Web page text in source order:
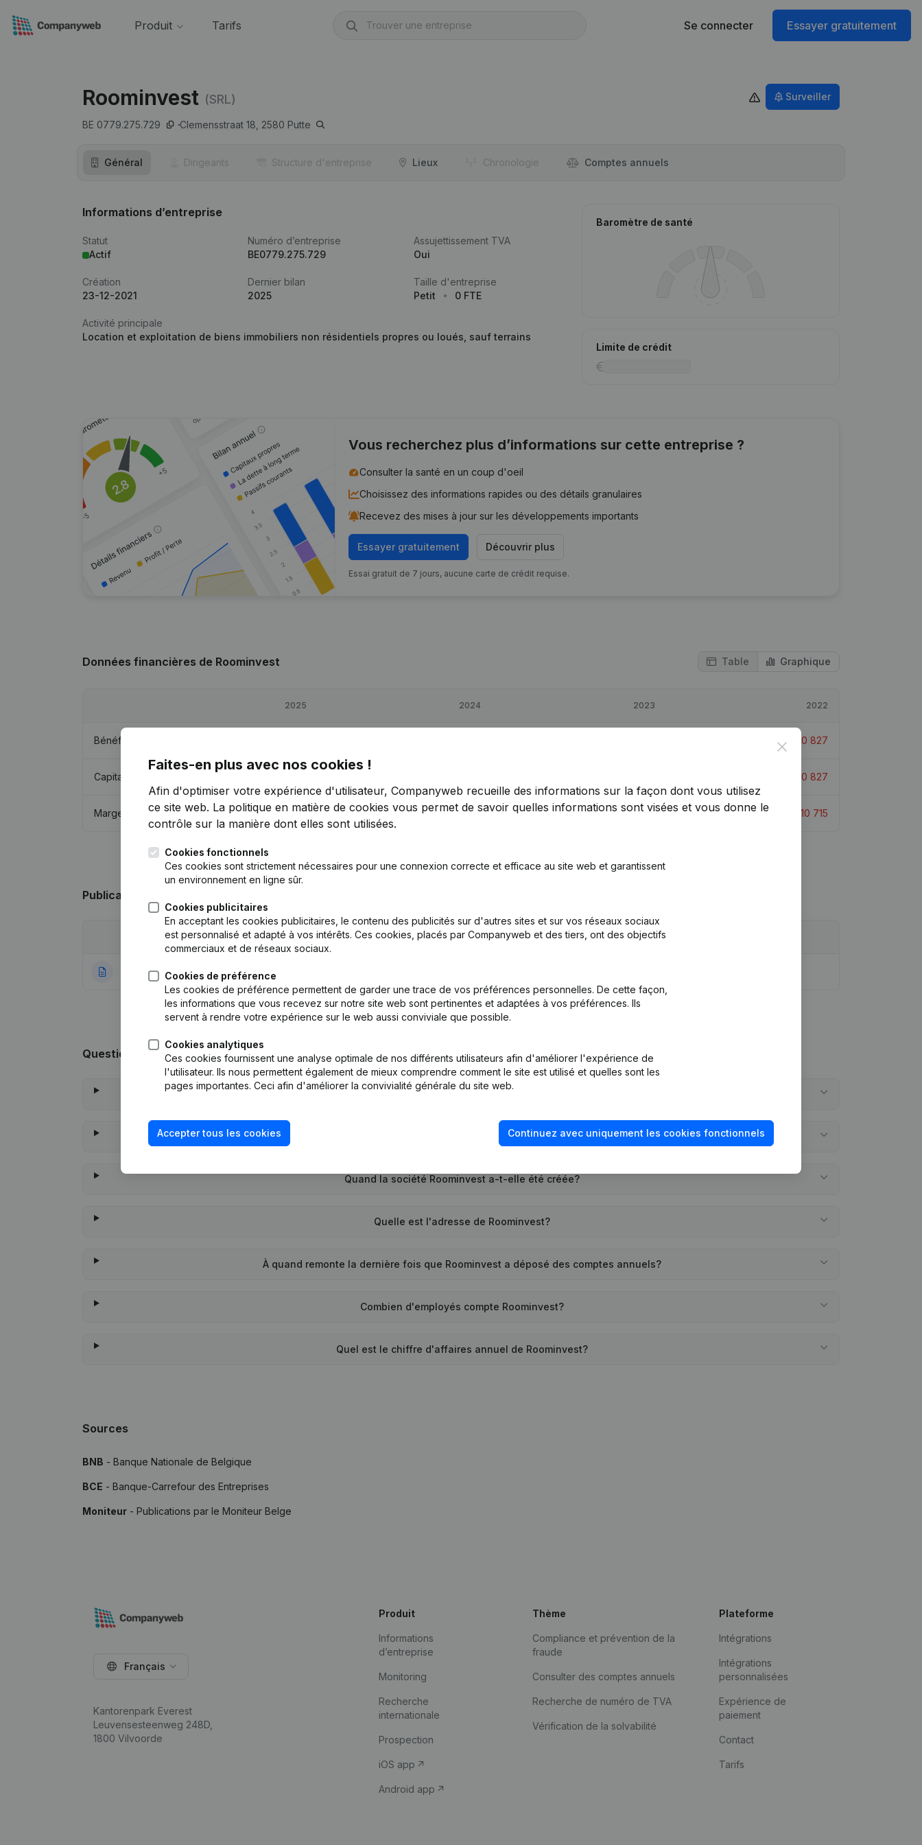
Produit Tarifs Se connecter Essayer gratuitement
Roominvest (SRL)
BE 0779.275.729 Clemensstraat 18, 2580 Putte
Surveiller
Général Dirigeants Structure d'entreprise Lieux Chronologie Comptes annuels
Informations d’entreprise
Statut
Actif
Numéro d’entreprise
BE0779.275.729
Assujettissement TVA
Oui
Création
23-12-2021
Dernier bilan
2025
Taille d'entreprise
Petit
0 FTE
Activité principale
Location et exploitation de biens immobiliers non résidentiels propres ou loués, sauf terrains
Baromètre de santé
Limite de crédit
Vous recherchez plus d’informations sur cette entreprise ?
Consulter la santé en un coup d'oeil
Choisissez des informations rapides ou des détails granulaires
Recevez des mises à jour sur les développements importants
Essayer gratuitement Découvrir plus
Essai gratuit de 7 jours, aucune carte de crédit requise.
Données financières de Roominvest Table Graphique
2025 2024 2023 2022
Bénéfices/pertes € -80 827
Capitaux propres -60 827
Marge brute € 44 758 14,99% €38 923 206,27% €12 709 218,61% -10 715
Publications
Publication
27-12-2021 Rubrique Constitution (Nouvelle Personne Morale, Ouverture Succursale, etc...)
Questions fréquemment posées
Quel est le numéro de TVA de Roominvest?
Quel est l'identifiant PEPPOL de Roominvest?
Quand la société Roominvest a-t-elle été créée?
Quelle est l'adresse de Roominvest?
À quand remonte la dernière fois que Roominvest a déposé des comptes annuels?
Combien d'employés compte Roominvest?
Quel est le chiffre d'affaires annuel de Roominvest?
Sources
BNB - Banque Nationale de Belgique
BCE - Banque-Carrefour des Entreprises
Moniteur - Publications par le Moniteur Belge
Close
Faites-en plus avec nos cookies !
Afin d'optimiser votre expérience d'utilisateur, Companyweb recueille des informations sur la façon dont vous utilisez
ce site web. La politique en matière de cookies vous permet de savoir quelles informations sont visées et vous donne le
contrôle sur la manière dont elles sont utilisées.
Cookies fonctionnels
Ces cookies sont strictement nécessaires pour une connexion correcte et efficace au site web et garantissent
un environnement en ligne sûr.
Cookies publicitaires
En acceptant les cookies publicitaires, le contenu des publicités sur d'autres sites et sur vos réseaux sociaux
est personnalisé et adapté à vos intérêts. Ces cookies, placés par Companyweb et des tiers, ont des objectifs
commerciaux et de réseaux sociaux.
Cookies de préférence
Les cookies de préférence permettent de garder une trace de vos préférences personnelles. De cette façon,
les informations que vous recevez sur notre site web sont pertinentes et adaptées à vos préférences. Ils
servent à rendre votre expérience sur le web aussi conviviale que possible.
Cookies analytiques
Ces cookies fournissent une analyse optimale de nos différents utilisateurs afin d'améliorer l'expérience de
l'utilisateur. Ils nous permettent également de mieux comprendre comment le site est utilisé et quelles sont les
pages importantes. Ceci afin d'améliorer la convivialité générale du site web.
Accepter tous les cookies Continuez avec uniquement les cookies fonctionnels
Français
Kantorenpark Everest
Leuvensesteenweg 248D,
1800 Vilvoorde
Produit
Informations
d’entreprise
Monitoring
Recherche
internationale
Prospection
iOS app
Android app
Thème
Compliance et prévention de la
fraude
Consulter des comptes annuels
Recherche de numéro de TVA
Vérification de la solvabilité
Plateforme
Intégrations
Intégrations
personnalisées
Expérience de
paiement
Contact
Tarifs